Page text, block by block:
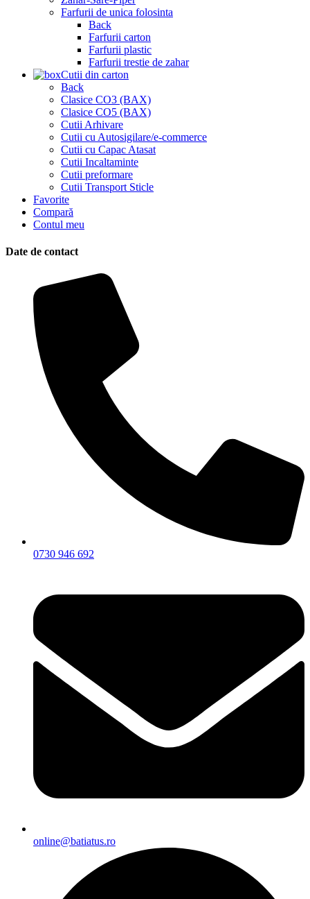
Farfurii de unica folosinta
Back
Farfurii carton
Farfurii plastic
Farfurii trestie de zahar
Cutii din carton
Back
Clasice CO3 (BAX)
Clasice CO5 (BAX)
Cutii Arhivare
Cutii cu Autosigilare/e-commerce
Cutii cu Capac Atasat
Cutii Incaltaminte
Cutii preformare
Cutii Transport Sticle
Favorite
Compară
Contul meu
Date de contact
0730 946 692
online@batiatus.ro